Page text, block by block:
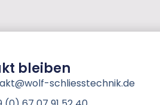
bleiben
schliesstechnik.de